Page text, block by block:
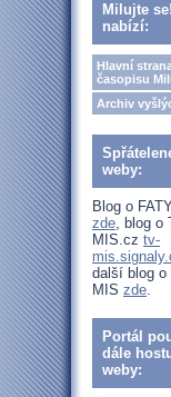
Milujte se!
nabízí:
Hlavní
časopisu
Archiv
weby:
Blog o
zde, blog o
MIS.cz tv-
další blog o
MIS zde.
Portál
dále
weby: